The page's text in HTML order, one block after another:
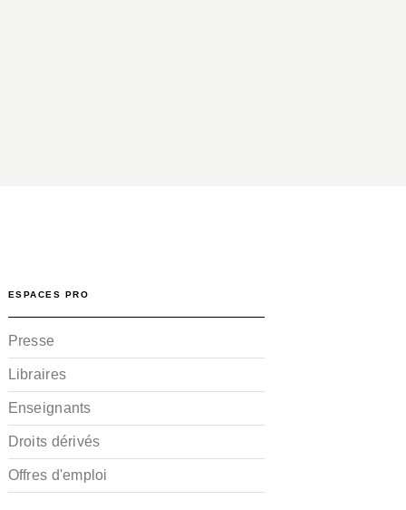
ESPACES PRO
Presse
Libraires
Enseignants
Droits dérivés
Offres d'emploi